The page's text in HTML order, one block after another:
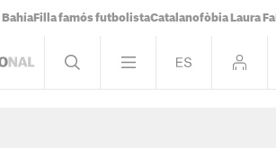
Bahía Filla famós futbolistaCatalanofòbia Laura Fa